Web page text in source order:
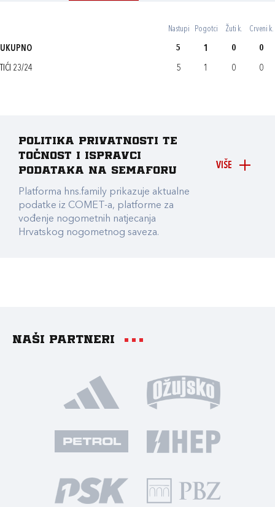
Nastupi Pogotci Žuti k. Crveni k.
UKUPNO 5 1 0 0
TIĆI 23/24 5 1 0 0
VIŠE
Politika privatnosti te
točnost i ispravci
podataka na Semaforu
Platforma hns.family prikazuje aktualne
podatke iz COMET-a, platforme za
vođenje nogometnih natjecanja
Hrvatskog nogometnog saveza.
Naši partneri